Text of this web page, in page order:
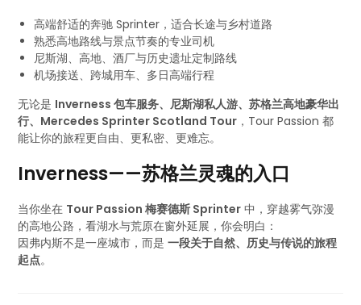
高端舒适的奔驰 Sprinter，适合长途与乡村道路
熟悉高地路线与景点节奏的专业司机
尼斯湖、高地、酒厂与历史遗址定制路线
机场接送、跨城用车、多日高端行程
无论是 Inverness 包车服务、尼斯湖私人游、苏格兰高地豪华出
行、Mercedes Sprinter Scotland Tour ，Tour Passion 都
能让你的旅程更自由、更私密、更难忘。
Inverness——苏格兰灵魂的入口
当你坐在 Tour Passion 梅赛德斯 Sprinter 中，穿越雾气弥漫
的高地公路，看湖水与荒原在窗外延展，你会明白：
因弗内斯不是一座城市，而是一段关于自然、历史与传说的旅程
起点。